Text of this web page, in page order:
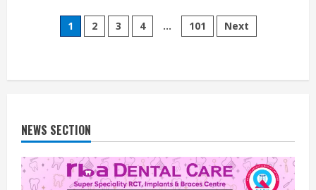
1 2 3 4 … 101 Next
NEWS SECTION